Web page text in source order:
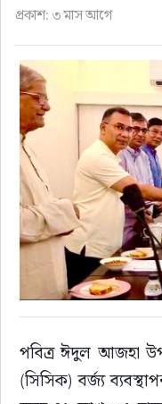
সারাদেশ
রাজনীতি
এক্সক্লুসিভ
তথ্য ও প্রযুক্তি
প্রেস বিজ্ঞপ্তি
ফিচার
খেলাধুলা
বিনোদন
প্রকাশ: ৩ মাস আগে
পবিত্র ঈদুল আজহা
(সিসিক) বর্জ্য